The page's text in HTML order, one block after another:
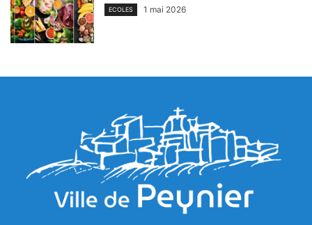
ECOLES 1 mai 2026